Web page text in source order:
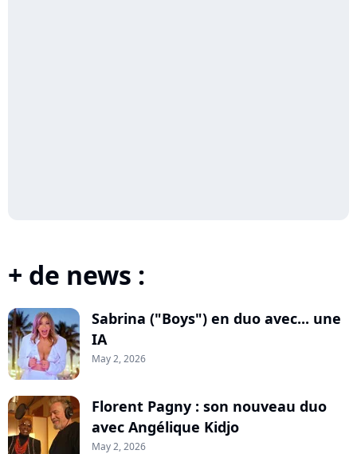
+ de news :
Sabrina ("Boys") en duo avec... une
IA
May 2, 2026
Florent Pagny : son nouveau duo
avec Angélique Kidjo
May 2, 2026